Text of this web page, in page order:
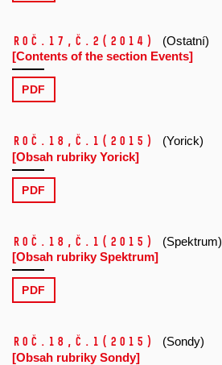
Roč.17, č.2 (2014)
(Ostatní)
[Contents of the section Events]
PDF
Roč.18, č.1 (2015)
(Yorick)
[Obsah rubriky Yorick]
PDF
Roč.18, č.1 (2015)
(Spektrum)
[Obsah rubriky Spektrum]
PDF
Roč.18, č.1 (2015)
(Sondy)
[Obsah rubriky Sondy]